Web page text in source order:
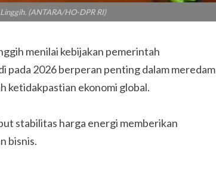
(ANTARA/HO-DPR RI)
menilai kebijakan pemerintah
pada 2026 berperan penting dalam meredam
ketidakpastian ekonomi global.
stabilitas harga energi memberikan
bisnis.